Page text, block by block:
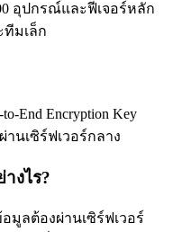
อุปกรณ์และฟีเจอร์หลัก
มเล็ก
End Encryption Key
นเซิร์ฟเวอร์กลาง
งไร?
อมูลต้องผ่านเซิร์ฟเวอร์